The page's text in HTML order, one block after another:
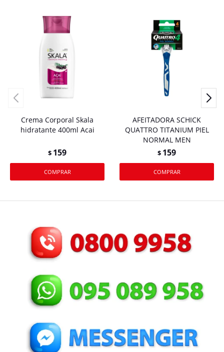
Crema Corporal Skala
hidratante 400ml Acai
$ 159
AFEITADORA SCHICK
QUATTRO TITANIUM PIEL
NORMAL MEN
$ 159